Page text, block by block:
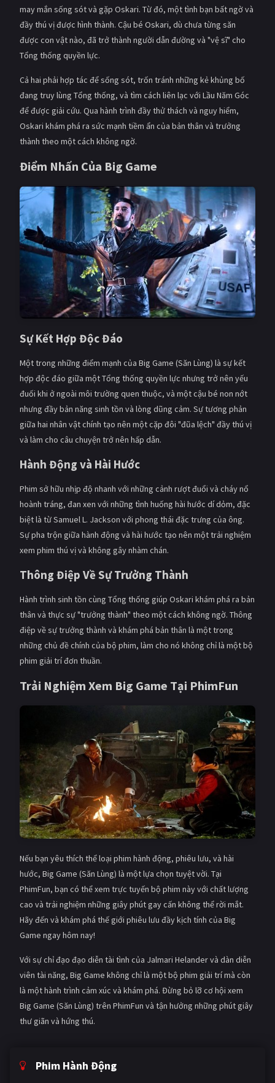
PHIM BỘ
PHIM LẺ
TUYỂN TẬP PHIM
may mắn sống sót và gặp Oskari. Từ đó, một tình bạn bất ngờ và
đầy thú vị được hình thành. Cậu bé Oskari, dù chưa từng săn
được con vật nào, đã trở thành người dẫn đường và "vệ sĩ" cho
Tổng thống quyền lực.
Cả hai phải hợp tác để sống sót, trốn tránh những kẻ khủng bố
đang truy lùng Tổng thống, và tìm cách liên lạc với Lầu Năm Góc
để được giải cứu. Qua hành trình đầy thử thách và nguy hiểm,
Oskari khám phá ra sức mạnh tiềm ẩn của bản thân và trưởng
thành theo một cách không ngờ.
Điểm Nhấn Của Big Game
Sự Kết Hợp Độc Đáo
Một trong những điểm mạnh của Big Game (Săn Lùng) là sự kết
hợp độc đáo giữa một Tổng thống quyền lực nhưng trở nên yếu
đuối khi ở ngoài môi trường quen thuộc, và một cậu bé non nớt
nhưng đầy bản năng sinh tồn và lòng dũng cảm. Sự tương phản
giữa hai nhân vật chính tạo nên một cặp đôi "đũa lệch" đầy thú vị
và làm cho câu chuyện trở nên hấp dẫn.
Hành Động và Hài Hước
Phim sở hữu nhịp độ nhanh với những cảnh rượt đuổi và cháy nổ
hoành tráng, đan xen với những tình huống hài hước dí dỏm, đặc
biệt là từ Samuel L. Jackson với phong thái đặc trưng của ông.
Sự pha trộn giữa hành động và hài hước tạo nên một trải nghiệm
xem phim thú vị và không gây nhàm chán.
Thông Điệp Về Sự Trưởng Thành
Hành trình sinh tồn cùng Tổng thống giúp Oskari khám phá ra bản
thân và thực sự "trưởng thành" theo một cách không ngờ. Thông
điệp về sự trưởng thành và khám phá bản thân là một trong
những chủ đề chính của bộ phim, làm cho nó không chỉ là một bộ
phim giải trí đơn thuần.
Trải Nghiệm Xem Big Game Tại PhimFun
Nếu bạn yêu thích thể loại phim hành động, phiêu lưu, và hài
hước, Big Game (Săn Lùng) là một lựa chọn tuyệt vời. Tại
PhimFun, bạn có thể xem trực tuyến bộ phim này với chất lượng
cao và trải nghiệm những giây phút gay cấn không thể rời mắt.
Hãy đến và khám phá thế giới phiêu lưu đầy kịch tính của Big
Game ngay hôm nay!
Với sự chỉ đạo đạo diễn tài tình của Jalmari Helander và dàn diễn
viên tài năng, Big Game không chỉ là một bộ phim giải trí mà còn
là một hành trình cảm xúc và khám phá. Đừng bỏ lỡ cơ hội xem
Big Game (Săn Lùng) trên PhimFun và tận hưởng những phút giây
thư giãn và hứng thú.
Phim Hành Động